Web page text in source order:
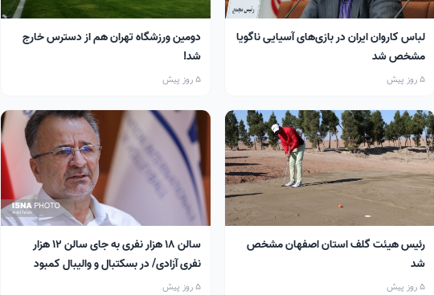
لباس کاروان ایران در بازی‌های آسیایی ناگویا
مشخص شد
5 روز پیش
دومین ورزشگاه تهران هم از دسترس خارج
شد!
5 روز پیش
رئیس هیئت گلف استان اصفهان مشخص
شد
5 روز پیش
سالن ۱۸ هزار نفری به جای سالن ۱۲ هزار
نفری آزادی/ در بسکتبال و والیبال کمبود
سالن داریم
5 روز پیش